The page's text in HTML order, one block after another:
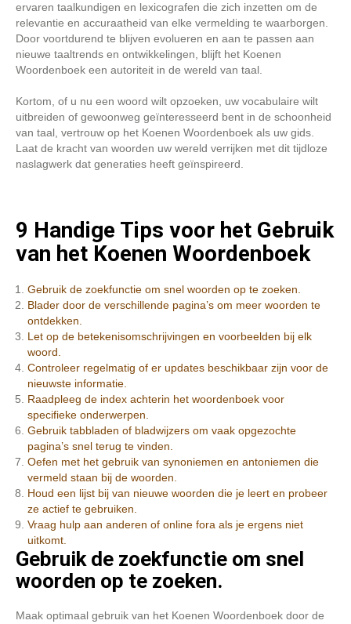
ervaren taalkundigen en lexicografen die zich inzetten om de
relevantie en accuraatheid van elke vermelding te waarborgen.
Door voortdurend te blijven evolueren en aan te passen aan
nieuwe taaltrends en ontwikkelingen, blijft het Koenen
Woordenboek een autoriteit in de wereld van taal.
Kortom, of u nu een woord wilt opzoeken, uw vocabulaire wilt
uitbreiden of gewoonweg geïnteresseerd bent in de schoonheid
van taal, vertrouw op het Koenen Woordenboek als uw gids.
Laat de kracht van woorden uw wereld verrijken met dit tijdloze
naslagwerk dat generaties heeft geïnspireerd.
9 Handige Tips voor het Gebruik
van het Koenen Woordenboek
Gebruik de zoekfunctie om snel woorden op te zoeken.
Blader door de verschillende pagina’s om meer woorden te
ontdekken.
Let op de betekenisomschrijvingen en voorbeelden bij elk
woord.
Controleer regelmatig of er updates beschikbaar zijn voor de
nieuwste informatie.
Raadpleeg de index achterin het woordenboek voor
specifieke onderwerpen.
Gebruik tabbladen of bladwijzers om vaak opgezochte
pagina’s snel terug te vinden.
Oefen met het gebruik van synoniemen en antoniemen die
vermeld staan bij de woorden.
Houd een lijst bij van nieuwe woorden die je leert en probeer
ze actief te gebruiken.
Vraag hulp aan anderen of online fora als je ergens niet
uitkomt.
Gebruik de zoekfunctie om snel
woorden op te zoeken.
Maak optimaal gebruik van het Koenen Woordenboek door de